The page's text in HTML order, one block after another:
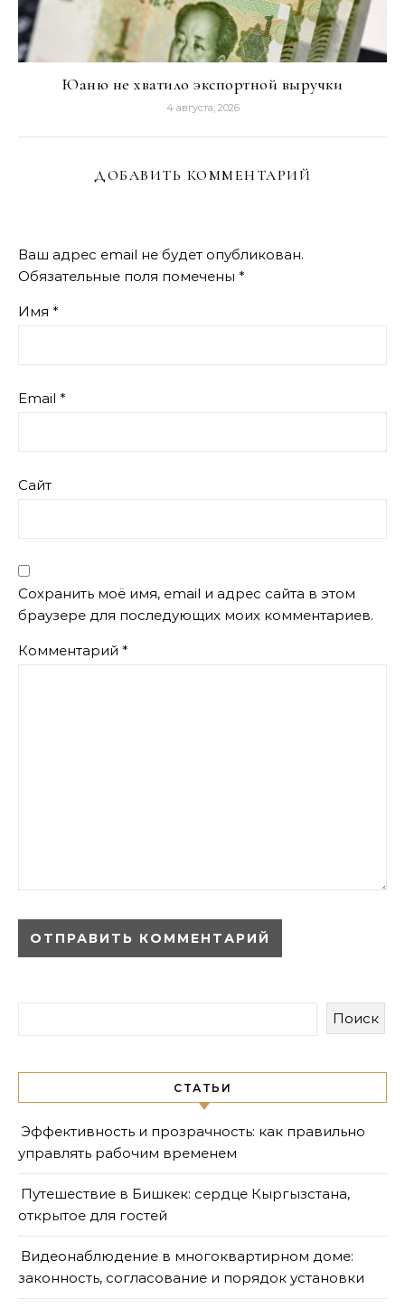
Юаню не хватило экспортной выручки
4 августа, 2026
ДОБАВИТЬ КОММЕНТАРИЙ
Ваш адрес email не будет опубликован.
Обязательные поля помечены *
Имя *
Email *
Сайт
Сохранить моё имя, email и адрес сайта в этом
браузере для последующих моих комментариев.
Комментарий *
Поиск
СТАТЬИ
Эффективность и прозрачность: как правильно
управлять рабочим временем
Путешествие в Бишкек: сердце Кыргызстана,
открытое для гостей
Видеонаблюдение в многоквартирном доме:
законность, согласование и порядок установки